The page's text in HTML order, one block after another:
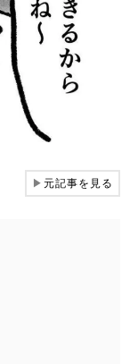
▶元記事を見る